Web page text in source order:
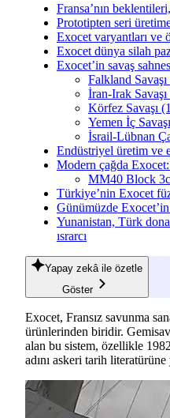
Fransa’nın
Prototipten seri
Exocet varyantları ve
Exocet dünya silah
Exocet’in savaş
Falkland
İran-Irak
Körfez Savaşı
Yemen İç
İsrail-Lübnan
Endüstriyel üretim ve
Modern çağda
MM40 Block
Türkiye’nin Exocet
Günümüzde
Yunanistan, Türk
ısrarcı
Yapay zekâ ile özetle
Göster
Exocet, Fransız savunma
ürünlerinden biridir.
alan bu sistem, özellikle
adını askeri tarih literatürüne